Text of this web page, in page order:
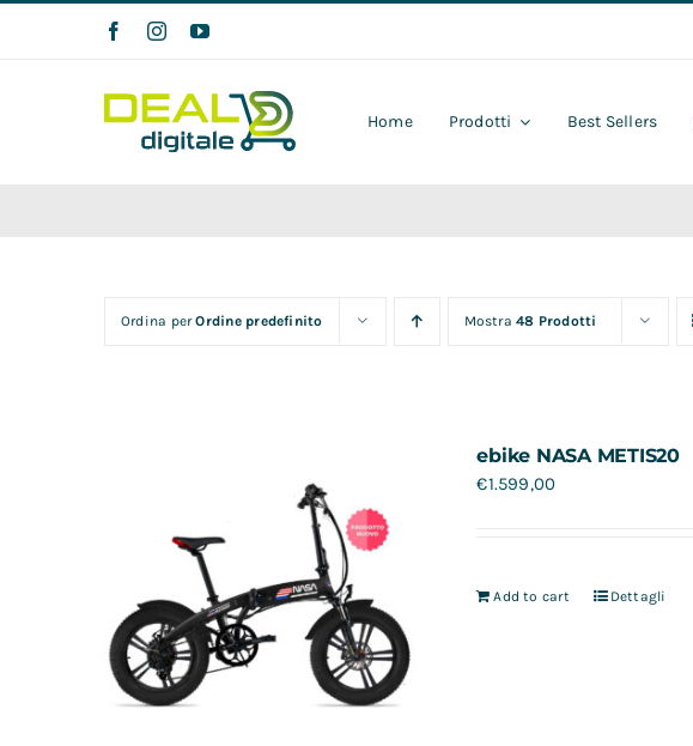
Home Prodotti Best Sellers
Ordina perOrdine predefinito Mostra48 Prodotti
ebike NASA METIS20
€1.599,00
Add to cart Dettagli